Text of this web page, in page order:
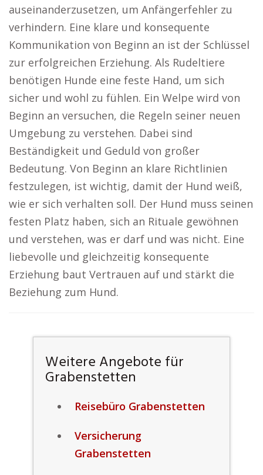
auseinanderzusetzen, um Anfängerfehler zu
verhindern. Eine klare und konsequente
Kommunikation von Beginn an ist der Schlüssel
zur erfolgreichen Erziehung. Als Rudeltiere
benötigen Hunde eine feste Hand, um sich
sicher und wohl zu fühlen. Ein Welpe wird von
Beginn an versuchen, die Regeln seiner neuen
Umgebung zu verstehen. Dabei sind
Beständigkeit und Geduld von großer
Bedeutung. Von Beginn an klare Richtlinien
festzulegen, ist wichtig, damit der Hund weiß,
wie er sich verhalten soll. Der Hund muss seinen
festen Platz haben, sich an Rituale gewöhnen
und verstehen, was er darf und was nicht. Eine
liebevolle und gleichzeitig konsequente
Erziehung baut Vertrauen auf und stärkt die
Beziehung zum Hund.
Weitere Angebote für
Grabenstetten
Reisebüro Grabenstetten
Versicherung
Grabenstetten